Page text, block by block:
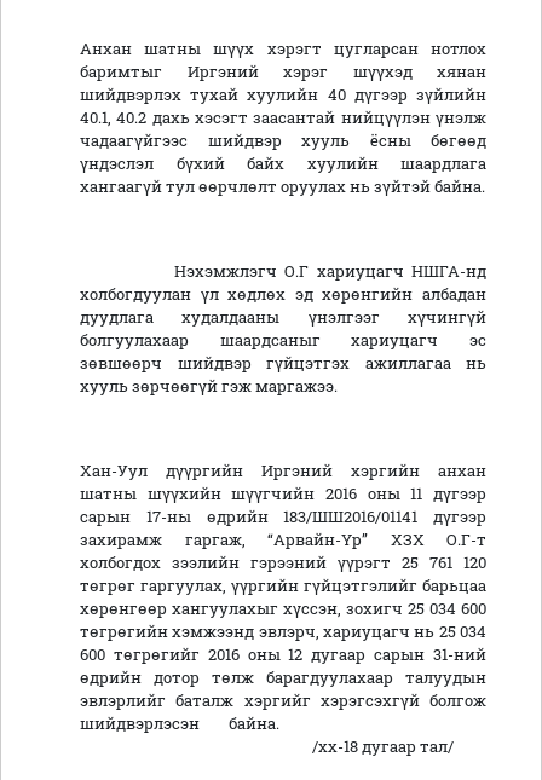
Анхан шатны шүүх хэрэгт цугларсан нотлох
баримтыг Иргэний хэрэг шүүхэд хянан
шийдвэрлэх тухай хуулийн 40 дүгээр зүйлийн
40.1, 40.2 дахь хэсэгт заасантай нийцүүлэн үнэлж
чадаагүйгээс шийдвэр хууль ёсны бөгөөд
үндэслэл бүхий байх хуулийн шаардлага
хангаагүй тул өөрчлөлт оруулах нь зүйтэй байна.
Нэхэмжлэгч О.Г хариуцагч НШГА-нд
холбогдуулан үл хөдлөх эд хөрөнгийн албадан
дуудлага худалдааны үнэлгээг хүчингүй
болгуулахаар шаардсаныг хариуцагч эс
зөвшөөрч шийдвэр гүйцэтгэх ажиллагаа нь
хууль зөрчөөгүй гэж маргажээ.
Хан-Уул дүүргийн Иргэний хэргийн анхан
шатны шүүхийн шүүгчийн 2016 оны 11 дүгээр
сарын 17-ны өдрийн 183/ШШ2016/01141 дүгээр
захирамж гаргаж, “Арвайн-Үр” ХЗХ О.Г-т
холбогдох зээлийн гэрээний үүрэгт 25 761 120
төгрөг гаргуулах, үүргийн гүйцэтгэлийг барьцаа
хөрөнгөөр хангуулахыг хүссэн, зохигч 25 034 600
төгрөгийн хэмжээнд эвлэрч, хариуцагч нь 25 034
600 төгрөгийг 2016 оны 12 дугаар сарын 31-ний
өдрийн дотор төлж барагдуулахаар талуудын
эвлэрлийг баталж хэргийг хэрэгсэхгүй болгож
шийдвэрлэсэн байна.
/хх-18 дугаар тал/